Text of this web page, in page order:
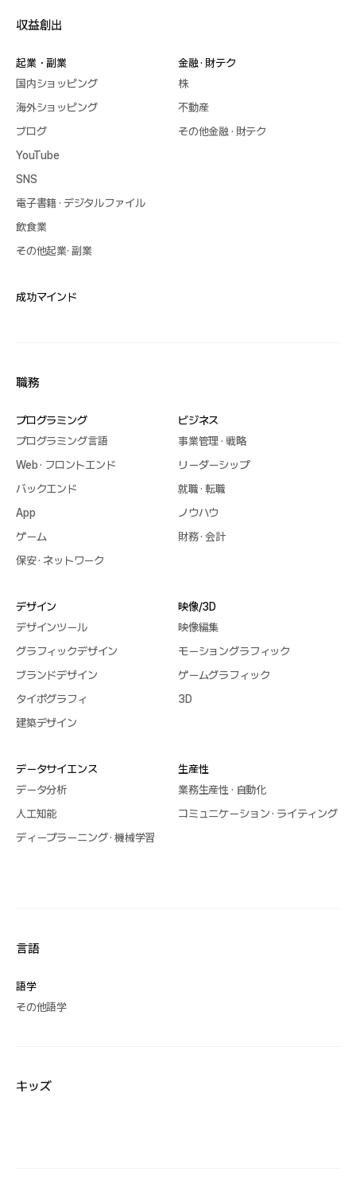
収益創出
起業・副業
国内ショッピング
海外ショッピング
ブログ
YouTube
SNS
電子書籍 · デジタルファイル
飲食業
その他起業· 副業
金融 · 財テク
株
不動産
その他金融 · 財テク
成功マインド
職務
プログラミング
プログラミング言語
Web · フロントエンド
バックエンド
App
ゲーム
保安 · ネットワーク
ビジネス
事業管理 · 戦略
リーダーシップ
就職 · 転職
ノウハウ
財務 · 会計
デザイン
デザインツール
グラフィックデザイン
ブランドデザイン
タイポグラフィ
建築デザイン
映像/3D
映像編集
モーショングラフィック
ゲームグラフィック
3D
データサイエンス
データ分析
人工知能
ディープラーニング · 機械学習
生産性
業務生産性 · 自動化
コミュニケーション · ライティング
言語
語学
その他語学
キッズ